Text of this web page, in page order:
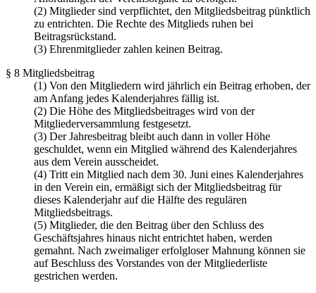
(2) Mitglieder sind verpflichtet, den Mitgliedsbeitrag pünktlich
zu entrichten. Die Rechte des Mitglieds ruhen bei
Beitragsrückstand.
(3) Ehrenmitglieder zahlen keinen Beitrag.
§ 8 Mitgliedsbeitrag
(1) Von den Mitgliedern wird jährlich ein Beitrag erhoben, der
am Anfang jedes Kalenderjahres fällig ist.
(2) Die Höhe des Mitgliedsbeitrages wird von der
Mitgliederversammlung festgesetzt.
(3) Der Jahresbeitrag bleibt auch dann in voller Höhe
geschuldet, wenn ein Mitglied während des Kalenderjahres
aus dem Verein ausscheidet.
(4) Tritt ein Mitglied nach dem 30. Juni eines Kalenderjahres
in den Verein ein, ermäßigt sich der Mitgliedsbeitrag für
dieses Kalenderjahr auf die Hälfte des regulären
Mitgliedsbeitrags.
(5) Mitglieder, die den Beitrag über den Schluss des
Geschäftsjahres hinaus nicht entrichtet haben, werden
gemahnt. Nach zweimaliger erfolgloser Mahnung können sie
auf Beschluss des Vorstandes von der Mitgliederliste
gestrichen werden.